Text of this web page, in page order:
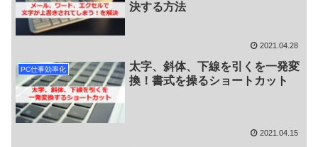
決する方法
2021.04.28
PC仕事効率化
太字、斜体、下線を引くを一発変
換！書式を操るショートカット
2021.04.15